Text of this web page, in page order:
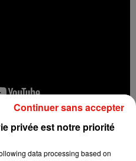
privée est notre priorité
data processing based on
Continuer sans accepter